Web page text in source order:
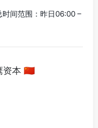
间范围：昨日06:00 –
资本 🇨🇳